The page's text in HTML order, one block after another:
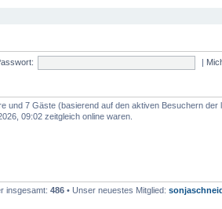
|
und 7 Gäste (basierend auf den aktiven Besuchern der
09:02 zeitgleich online waren.
insgesamt: 486 • Unser neuestes Mitglied: